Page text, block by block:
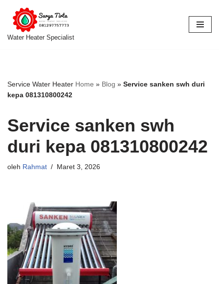
Lompat
ke
Water Heater Specialist
Service Water Heater Home » Blog » Service sanken swh duri
kepa 081310800242
Service sanken swh
duri kepa 081310800242
oleh Rahmat Maret 3, 2026